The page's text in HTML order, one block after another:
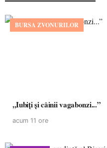
BURSA ZVONURILOR
,,Iubiți și câinii vagabonzi...”
acum 11 ore